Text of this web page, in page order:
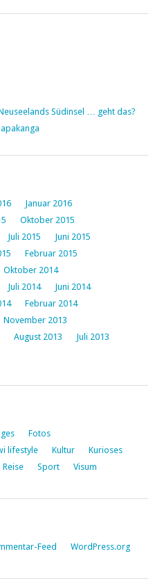
Südinsel … geht das?
Januar 2016
Oktober 2015
Juli 2015
Juni 2015
Februar 2015
Oktober 2014
Juli 2014
Juni 2014
Februar 2014
November 2013
August 2013
Juli 2013
Fotos
lifestyle Kultur
Kurioses
Reise Sport Visum
Feed WordPress.org